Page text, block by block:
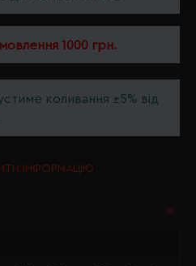
1000 грн.
коливання ±5% від
ІНФОРМАЦІЮ